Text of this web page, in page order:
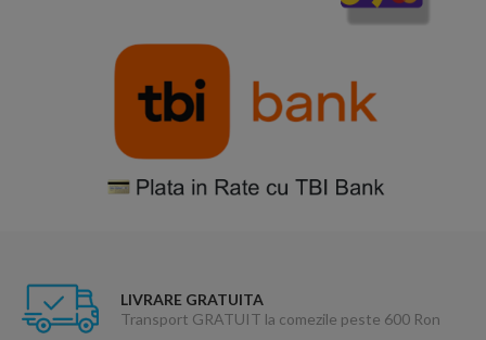
LIVRARE GRATUITA
Transport GRATUIT la comezile peste 600 Ron